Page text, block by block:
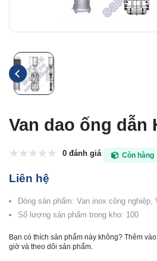
Van dao ống dẫn
0 đánh giá Còn hàng
Liên hệ
Dòng sản phẩm: Van inox công nghiệp,
Số lượng sản phẩm trong kho: 100
Bạn có thích sản phẩm này không? Thêm
giờ và theo dõi sản phẩm.